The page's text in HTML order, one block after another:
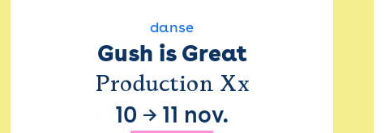
danse
Gush is Great
Production Xx
10 → 11 nov.